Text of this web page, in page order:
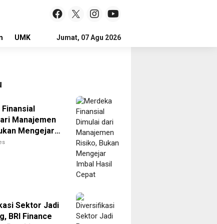
UMKM LOKER
Jumat, 07 Agu 2026
Manajemen
Mengejar
Cepat
Sektor Jadi
BRI Finance